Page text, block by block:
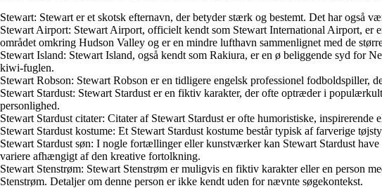
Stewart: Stewart er et skotsk efternavn, der betyder stærk og bestemt. Det har også
Stewart Airport: Stewart Airport, officielt kendt som Stewart International Airport,
området omkring Hudson Valley og er en mindre lufthavn sammenlignet med de
Stewart Island: Stewart Island, også kendt som Rakiura, er en ø beliggende syd for
kiwi-fuglen.
Stewart Robson: Stewart Robson er en tidligere engelsk professionel
Stewart Stardust: Stewart Stardust er en fiktiv karakter, der ofte optræder i
personlighed.
Stewart Stardust citater: Citater af Stewart Stardust er ofte humoristiske,
Stewart Stardust kostume: Et Stewart Stardust kostume består typisk af farverige
Stewart Stardust søn: I nogle fortællinger eller kunstværker kan Stewart Stardust
variere afhængigt af den kreative fortolkning.
Stewart Stenstrøm: Stewart Stenstrøm er muligvis en fiktiv karakter eller en person
Stenstrøm. Detaljer om denne person er ikke kendt uden for nævnte søgekontekst.